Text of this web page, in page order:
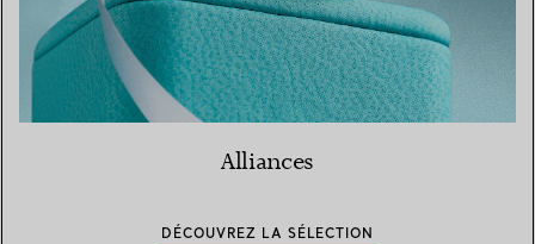
Alliances
DÉCOUVREZ LA SÉLECTION